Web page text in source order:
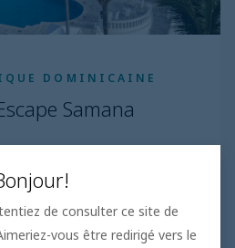
DOMINICAINE
Samana
de consulter ce site de
vous être redirigé vers le